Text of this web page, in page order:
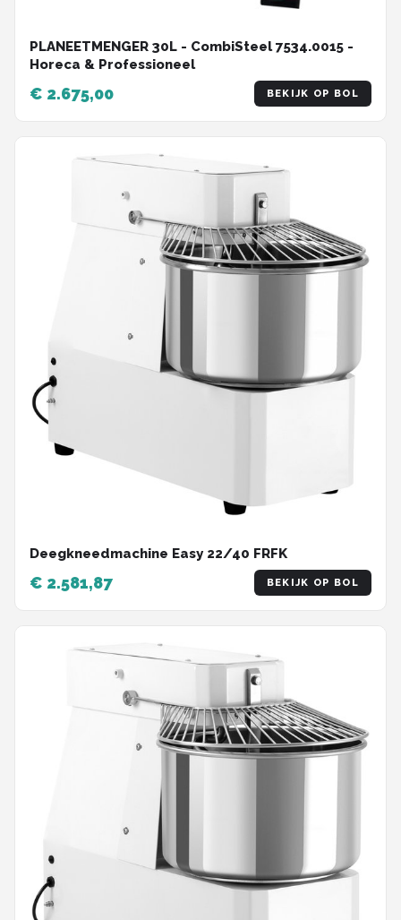
PLANEETMENGER 30L - CombiSteel 7534.0015 -
Horeca & Professioneel
€ 2.675,00 BEKIJK OP BOL
Deegkneedmachine Easy 22/40 FRFK
€ 2.581,87 BEKIJK OP BOL